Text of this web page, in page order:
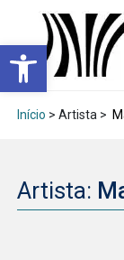
Abrir a
Início > Artista >
Artista: